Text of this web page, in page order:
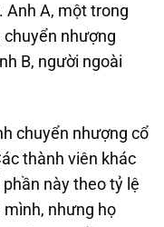
Anh A, một trong
chuyển nhượng
B, người ngoài
chuyển nhượng cổ
thành viên khác
này theo tỷ lệ
nhưng họ